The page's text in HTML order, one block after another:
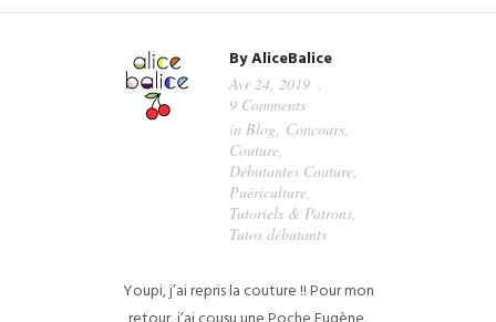
HOME
ByAliceBalice
Avr 24, 2019
9 Comments
in Blog, Concours,
Couture,
Débutantes Couture,
Puériculture,
Tutoriels & Patrons,
Tutos débutants
Youpi, j’ai repris la couture !! Pour mon